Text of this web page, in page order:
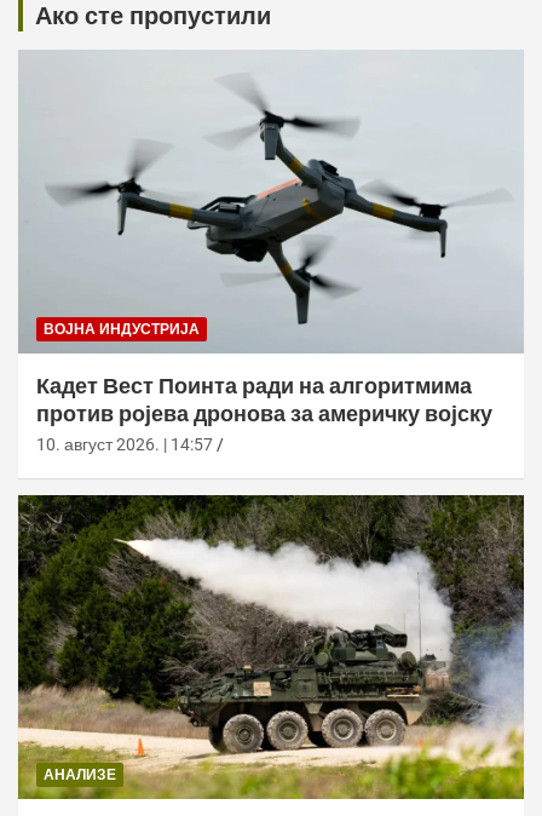
Ако сте пропустили
ВОЈНА ИНДУСТРИЈА
Кадет Вест Поинта ради на алгоритмима
против ројева дронова за америчку војску
10. август 2026. | 14:57
АНАЛИЗЕ